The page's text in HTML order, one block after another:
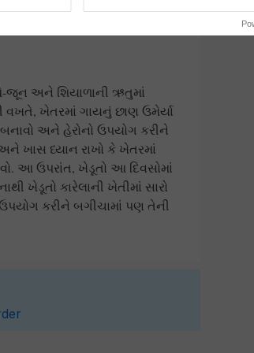
ખેતી કરી શકો છો.
જૂન અને શિયાળાની ઋતુમાં
ખેતરમાં ગાયનું છાણ ઉમેર્યા
અને હેરોનો ઉપયોગ કરીને
ખાસ ધ્યાન રાખો કે ખેતરમાં
આ ઉપરાંત, ખેડૂતો આ દિવસોમાં
ખેડૂતો કારેલાની ખેતીમાં સારો
કરીને બગીચામાં પણ તેની